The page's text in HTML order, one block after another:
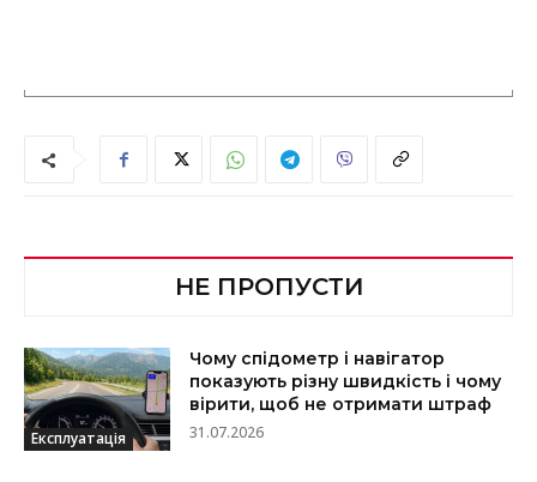
НЕ ПРОПУСТИ
Експлуатація
Чому спідометр і навігатор
показують різну швидкість і чому
вірити, щоб не отримати штраф
31.07.2026